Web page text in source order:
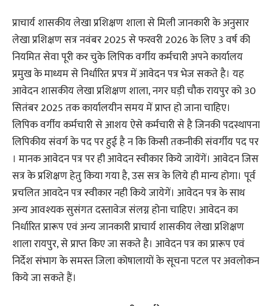
प्राचार्य शासकीय लेखा प्रशिक्षण शाला से मिली जानकारी के अनुसार
लेखा प्रशिक्षण सत्र नवंबर 2025 से फरवरी 2026 के लिए 3 वर्ष की
नियमित सेवा पूरी कर चुके लिपिक वर्गीय कर्मचारी अपने कार्यालय
प्रमुख के माध्यम से निर्धारित प्रपत्र में आवेदन पत्र भेज सकते है। यह
आवेदन शासकीय लेखा प्रशिक्षण शाला, नगर घड़ी चौक रायपुर को 30
सितंबर 2025 तक कार्यालयीन समय में प्राप्त हो जाना चाहिए।
लिपिक वर्गीय कर्मचारी से आशय ऐसे कर्मचारी से है जिनकी पदस्थापना
लिपिकीय संवर्ग के पद पर हुई है न कि किसी तकनीकी संवर्गीय पद पर
। मानक आवेदन पत्र पर ही आवेदन स्वीकार किये जायेंगें। आवेदन जिस
सत्र के प्रशिक्षण हेतु किया गया है, उस सत्र के लिये ही मान्य होगा। पूर्व
प्रचलित आवदेन पत्र स्वीकार नही किये जायेगें। आवेदन पत्र के साथ
अन्य आवश्यक सुसंगत दस्तावेज संलग्न होना चाहिए। आवेदन का
निर्धारित प्रारूप एवं अन्य जानकारी प्राचार्य शासकीय लेखा प्रशिक्षण
शाला रायपुर, से प्राप्त किए जा सकते है। आवेदन पत्र का प्रारूप एवं
निर्देश संभाग के समस्त जिला कोषालायों के सूचना पटल पर अवलोकन
किये जा सकते हैं।